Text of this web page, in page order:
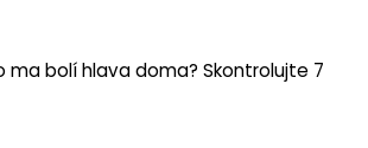
ma bolí hlava doma? Skontrolujte 7